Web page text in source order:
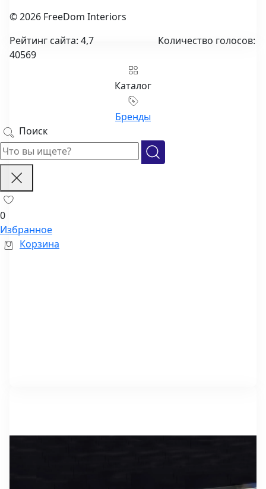
© 2026 FreeDom Interiors
Рейтинг сайта: 4,7
Количество голосов:
40569
Каталог
Бренды
Поиск
0
Избранное
Корзина